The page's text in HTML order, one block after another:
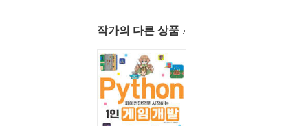
Lesson 4-2 캘린더 복습 63
Lesson 4-4 난수 사용법 69
COLUMN 롤플레잉 게임(RPG)에서 후퇴에 실패
Chapter 5 CUI로 미니 게임 만들기 75
작가의 다른 상품